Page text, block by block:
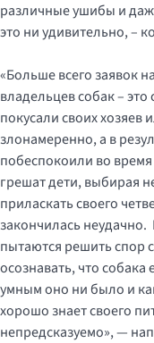
различные ушибы и
это ни удивительно, –
«Больше всего заявок
владельцев собак –
покусали своих хозяев
злонамеренно, а в
побеспокоили во
грешат дети, выбирая
приласкать своего
закончилась
пытаются решить спор
осознавать, что
умным оно ни было и
хорошо знает своего
непредсказуемо», —